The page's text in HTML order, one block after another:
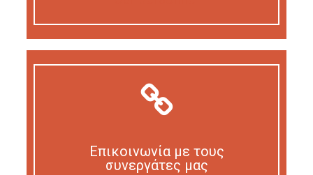
Επικοινωνία με τους
συνεργάτες μας